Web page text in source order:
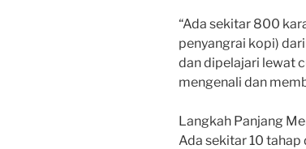
“Ada sekitar 800
penyangrai kopi) dari
dan dipelajari lewat
mengenali dan
Langkah Panjang
Ada sekitar 10